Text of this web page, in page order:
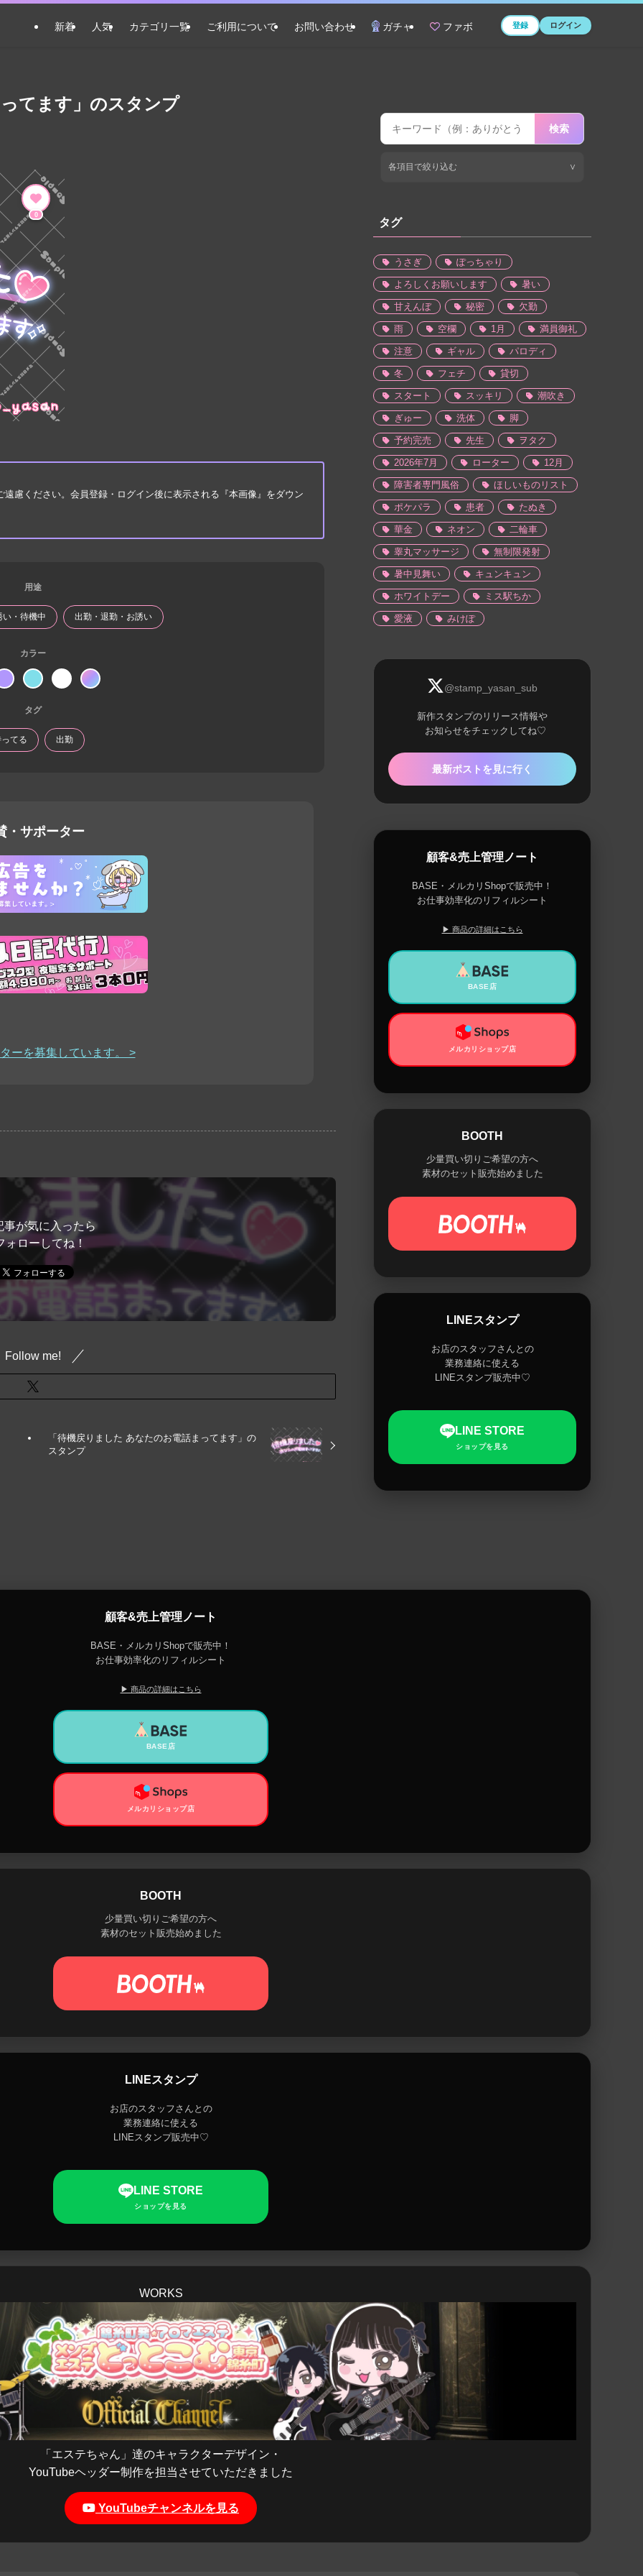
新着 人気 カテゴリ一覧 ご利用について お問い合わせ ガチャ ファボ 登録 ログイン
てます」のスタンプ
0
慮ください。会員登録・ログイン後に表示される『本画像』をダウン
用途
い・待機中 出勤・退勤・お誘い
カラー
タグ
てる 出勤
・サポーター
ーを募集しています。 >
事が気に入ったら
ォローしてね！
Follow me!
「待機戻りました あなたのお電話まってます」の
スタンプ
検索
各項目で絞り込む ∨
タグ
うさぎ ぽっちゃり
よろしくお願いします 暑い
甘えんぼ 秘密 欠勤
雨 空欄 1月 満員御礼
注意 ギャル パロディ
冬 フェチ 貸切
スタート スッキリ 潮吹き
ぎゅー 洗体 脚
予約完売 先生 ヲタク
2026年7月 ローター 12月
障害者専門風俗 ほしいものリスト
ポケパラ 患者 たぬき
華金 ネオン 二輪車
睾丸マッサージ 無制限発射
暑中見舞い キュンキュン
ホワイトデー ミス駅ちか
愛液 みけぽ
@stamp_yasan_sub
新作スタンプのリリース情報や
お知らせをチェックしてね♡
最新ポストを見に行く
顧客&売上管理ノート
BASE・メルカリShopで販売中！
お仕事効率化のリフィルシート
▶ 商品の詳細はこちら
BASE店
メルカリショップ店
BOOTH
少量買い切りご希望の方へ
素材のセット販売始めました
LINEスタンプ
お店のスタッフさんとの
業務連絡に使える
LINEスタンプ販売中♡
LINE STORE
ショップを見る
顧客&売上管理ノート
BASE・メルカリShopで販売中！
お仕事効率化のリフィルシート
▶ 商品の詳細はこちら
BASE店
メルカリショップ店
BOOTH
少量買い切りご希望の方へ
素材のセット販売始めました
LINEスタンプ
お店のスタッフさんとの
業務連絡に使える
LINEスタンプ販売中♡
LINE STORE
ショップを見る
WORKS
「エステちゃん」達のキャラクターデザイン・
YouTubeヘッダー制作を担当させていただきました
YouTubeチャンネルを見る